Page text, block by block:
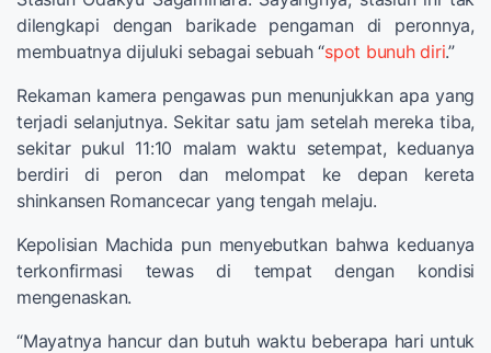
dilengkapi dengan barikade pengaman di peronnya,
membuatnya dijuluki sebagai sebuah “spot bunuh diri.”
Rekaman kamera pengawas pun menunjukkan apa yang
terjadi selanjutnya. Sekitar satu jam setelah mereka tiba,
sekitar pukul 11:10 malam waktu setempat, keduanya
berdiri di peron dan melompat ke depan kereta
shinkansen Romancecar yang tengah melaju.
Kepolisian Machida pun menyebutkan bahwa keduanya
terkonfirmasi tewas di tempat dengan kondisi
mengenaskan.
“Mayatnya hancur dan butuh waktu beberapa hari untuk